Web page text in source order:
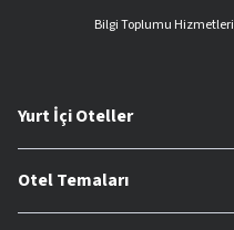
Bilgi Toplumu Hizmetleri
Yurt İçi Oteller
Otel Temaları